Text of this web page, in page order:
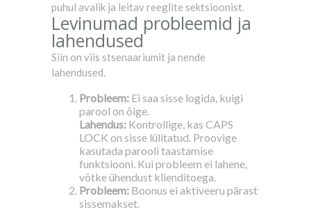
puhul avalik ja leitav reeglite sektsioonist.
Levinumad probleemid ja
lahendused
Siin on viis stsenaariumit ja nende
lahendused.
Probleem: Ei saa sisse logida, kuigi
parool on õige.
Lahendus: Kontrollige, kas CAPS
LOCK on sisse lülitatud. Proovige
kasutada parooli taastamise
funktsiooni. Kui probleem ei lahene,
võtke ühendust klienditoega.
Probleem: Boonus ei aktiveeru pärast
sissemakset.